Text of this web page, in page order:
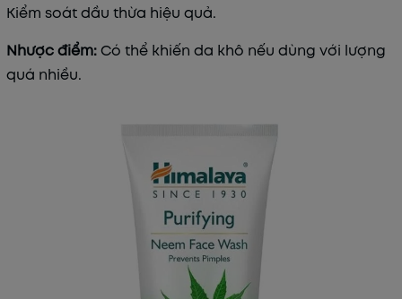
Kiểm soát dầu thừa hiệu quả.
Nhược điểm:Có thể khiến da khô nếu dùng với lượng
quá nhiều.